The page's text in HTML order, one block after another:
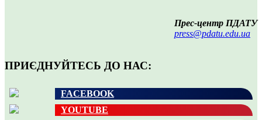
Прес-центр ПДАТУ
press@pdatu.edu.ua
ПРИЄДНУЙТЕСЬ ДО НАС:
FACEBOOK
YOUTUBE